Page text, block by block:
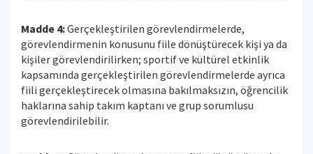
Madde 4:Gerçekleştirilen görevlendirmelerde,
görevlendirmenin konusunu fiile dönüştürecek kişi ya da
kişiler görevlendirilirken; sportif ve kültürel etkinlik
kapsamında gerçekleştirilen görevlendirmelerde ayrıca
fiili gerçekleştirecek olmasına bakılmaksızın, öğrencilik
haklarına sahip takım kaptanı ve grup sorumlusu
görevlendirilebilir.